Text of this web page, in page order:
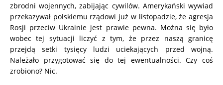
zbrodni wojennych, zabijając cywilów. Amerykański wywiad
przekazywał polskiemu rządowi już w listopadzie, że agresja
Rosji przeciw Ukrainie jest prawie pewna. Można się było
wobec tej sytuacji liczyć z tym, że przez naszą granicę
przejdą setki tysięcy ludzi uciekających przed wojną.
Należało przygotować się do tej ewentualności. Czy coś
zrobiono? Nic.